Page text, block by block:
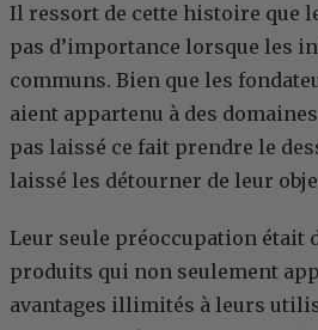
Il ressort de cette histoire que
pas d’importance lorsque les
communs. Bien que les
aient appartenu à des
pas laissé ce fait prendre le
laissé les détourner de leur
Leur seule préoccupation était
produits qui non seulement
avantages illimités à leurs